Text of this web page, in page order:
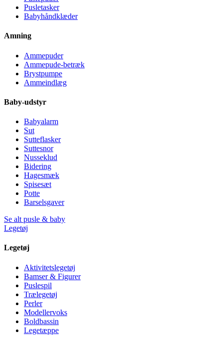
Pusletasker
Babyhåndklæder
Amning
Ammepuder
Ammepude-betræk
Brystpumpe
Ammeindlæg
Baby-udstyr
Babyalarm
Sut
Sutteflasker
Suttesnor
Nusseklud
Bidering
Hagesmæk
Spisesæt
Potte
Barselsgaver
Se alt pusle & baby
Legetøj
Legetøj
Aktivitetslegetøj
Bamser & Figurer
Puslespil
Trælegetøj
Perler
Modellervoks
Boldbassin
Legetæppe